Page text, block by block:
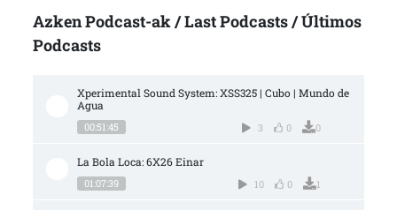
Azken Podcast-ak / Last Podcasts / Últimos
Podcasts
Xperimental Sound System: XSS325 | Cubo | Mundo de
Agua
00:51:45 3 0 0
La Bola Loca: 6X26 Einar
01:07:39 10 0 1